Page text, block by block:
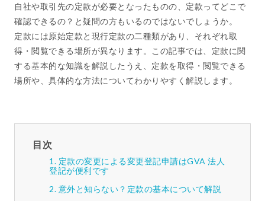
自社や取引先の定款が必要となったものの、定款ってどこで
確認できるの？と疑問の方もいるのではないでしょうか。
定款には原始定款と現行定款の二種類があり、それぞれ取
得・閲覧できる場所が異なります。この記事では、定款に関
する基本的な知識を解説したうえ、定款を取得・閲覧できる
場所や、具体的な方法についてわかりやすく解説します。
目次
定款の変更による変更登記申請はGVA 法人
登記が便利です
意外と知らない？定款の基本について解説